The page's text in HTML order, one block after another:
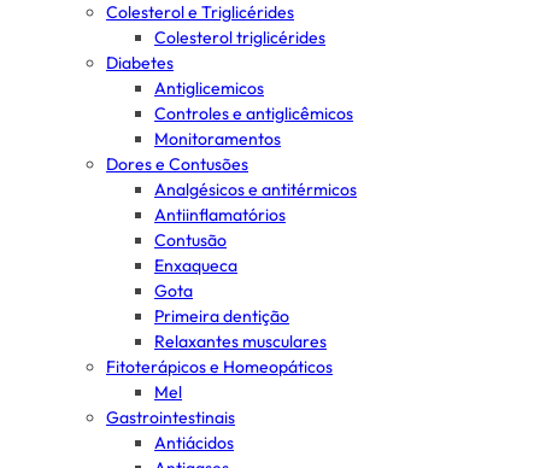
Colesterol e Triglicérides
Colesterol triglicérides
Diabetes
Antiglicemicos
Controles e antiglicêmicos
Monitoramentos
Dores e Contusões
Analgésicos e antitérmicos
Antiinflamatórios
Contusão
Enxaqueca
Gota
Primeira dentição
Relaxantes musculares
Fitoterápicos e Homeopáticos
Mel
Gastrointestinais
Antiácidos